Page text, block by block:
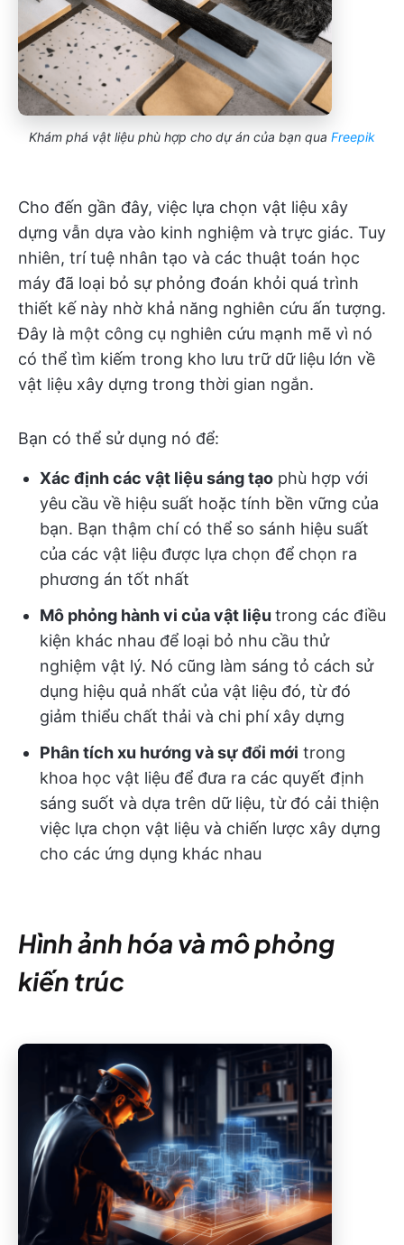
Khám phá vật liệu phù hợp cho dự án của bạn qua Freepik
Cho đến gần đây, việc lựa chọn vật liệu xây
dựng vẫn dựa vào kinh nghiệm và trực giác. Tuy
nhiên, trí tuệ nhân tạo và các thuật toán học
máy đã loại bỏ sự phỏng đoán khỏi quá trình
thiết kế này nhờ khả năng nghiên cứu ấn tượng.
Đây là một công cụ nghiên cứu mạnh mẽ vì nó
có thể tìm kiếm trong kho lưu trữ dữ liệu lớn về
vật liệu xây dựng trong thời gian ngắn.
Bạn có thể sử dụng nó để:
Xác định các vật liệu sáng tạo phù hợp với
yêu cầu về hiệu suất hoặc tính bền vững của
bạn. Bạn thậm chí có thể so sánh hiệu suất
của các vật liệu được lựa chọn để chọn ra
phương án tốt nhất
Mô phỏng hành vi của vật liệu trong các điều
kiện khác nhau để loại bỏ nhu cầu thử
nghiệm vật lý. Nó cũng làm sáng tỏ cách sử
dụng hiệu quả nhất của vật liệu đó, từ đó
giảm thiểu chất thải và chi phí xây dựng
Phân tích xu hướng và sự đổi mới trong
khoa học vật liệu để đưa ra các quyết định
sáng suốt và dựa trên dữ liệu, từ đó cải thiện
việc lựa chọn vật liệu và chiến lược xây dựng
cho các ứng dụng khác nhau
Hình ảnh hóa và mô phỏng
kiến trúc